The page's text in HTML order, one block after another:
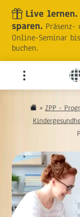
content
Live lernen.
sparen. Präsenz-
Online-Seminar
buchen.
» ZPP -